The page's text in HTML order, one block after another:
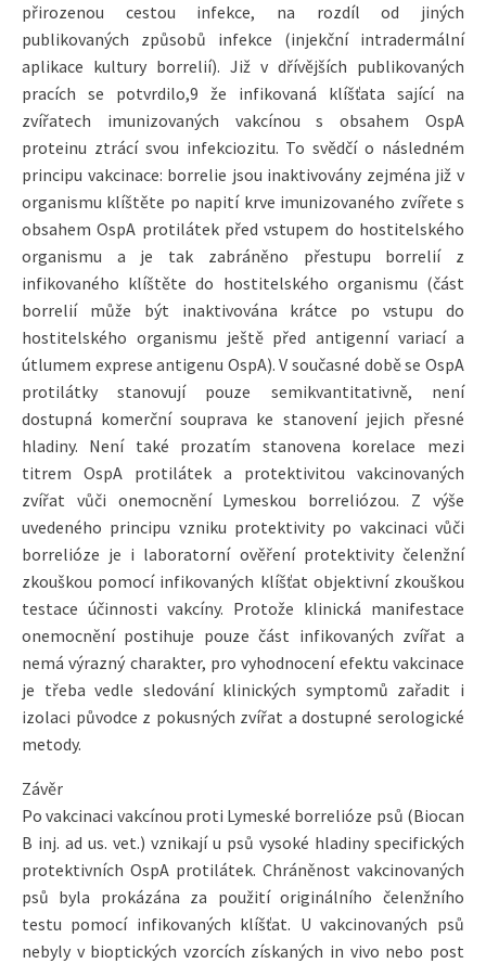
přirozenou cestou infekce, na rozdíl od jiných
publikovaných způsobů infekce (injekční intradermální
aplikace kultury borrelií). Již v dřívějších publikovaných
pracích se potvrdilo,9 že infikovaná klíšťata sající na
zvířatech imunizovaných vakcínou s obsahem OspA
proteinu ztrácí svou infekciozitu. To svědčí o následném
principu vakcinace: borrelie jsou inaktivovány zejména již v
organismu klíštěte po napití krve imunizovaného zvířete s
obsahem OspA protilátek před vstupem do hostitelského
organismu a je tak zabráněno přestupu borrelií z
infikovaného klíštěte do hostitelského organismu (část
borrelií může být inaktivována krátce po vstupu do
hostitelského organismu ještě před antigenní variací a
útlumem exprese antigenu OspA). V současné době se OspA
protilátky stanovují pouze semikvantitativně, není
dostupná komerční souprava ke stanovení jejich přesné
hladiny. Není také prozatím stanovena korelace mezi
titrem OspA protilátek a protektivitou vakcinovaných
zvířat vůči onemocnění Lymeskou borreliózou. Z výše
uvedeného principu vzniku protektivity po vakcinaci vůči
borrelióze je i laboratorní ověření protektivity čelenžní
zkouškou pomocí infikovaných klíšťat objektivní zkouškou
testace účinnosti vakcíny. Protože klinická manifestace
onemocnění postihuje pouze část infikovaných zvířat a
nemá výrazný charakter, pro vyhodnocení efektu vakcinace
je třeba vedle sledování klinických symptomů zařadit i
izolaci původce z pokusných zvířat a dostupné serologické
metody.
Závěr
Po vakcinaci vakcínou proti Lymeské borrelióze psů (Biocan
B inj. ad us. vet.) vznikají u psů vysoké hladiny specifických
protektivních OspA protilátek. Chráněnost vakcinovaných
psů byla prokázána za použití originálního čelenžního
testu pomocí infikovaných klíšťat. U vakcinovaných psů
nebyly v bioptických vzorcích získaných in vivo nebo post